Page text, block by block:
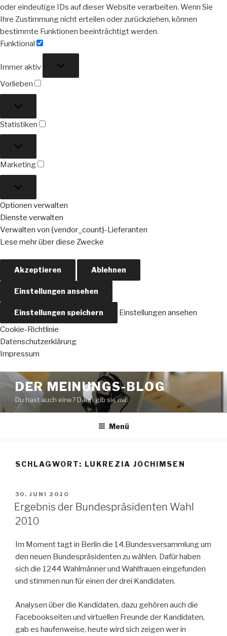
oder eindeutige IDs auf dieser Website verarbeiten. Wenn Sie
Ihre Zustimmung nicht erteilen oder zurückziehen, können
bestimmte Funktionen beeinträchtigt werden.
Funktional
Immer aktiv
Vorlieben
Statistiken
Marketing
Optionen verwalten
Dienste verwalten
Verwalten von {vendor_count}-Lieferanten
Lese mehr über diese Zwecke
Akzeptieren Ablehnen
Einstellungen ansehen
Einstellungen speichern
Einstellungen ansehen
Cookie-Richtlinie
Datenschutzerklärung
Impressum
Zum
Inhalt
springen
DER MEINUNGS-BLOG
Du hast auch eine? Dann gib sie mir..
Menü
SCHLAGWORT: LUKREZIA JOCHIMSEN
VERÖFFENTLICHT
AM
30. JUNI 2010
Ergebnis der Bundespräsidenten Wahl
2010
Im Moment tagt in Berlin die 14.Bundesversammlung um
den neuen Bundespräsidenten zu wählen. Dafür haben
sich die 1244 Wahlmänner und Wahlfrauen eingefunden
und stimmen nun für einen der drei Kandidaten.
Analysen über die Kandidaten, dazu gehören auch die
Facebookseiten und virtuellen Freunde der Kandidaten,
gab es haufenweise, heute wird sich zeigen wer in